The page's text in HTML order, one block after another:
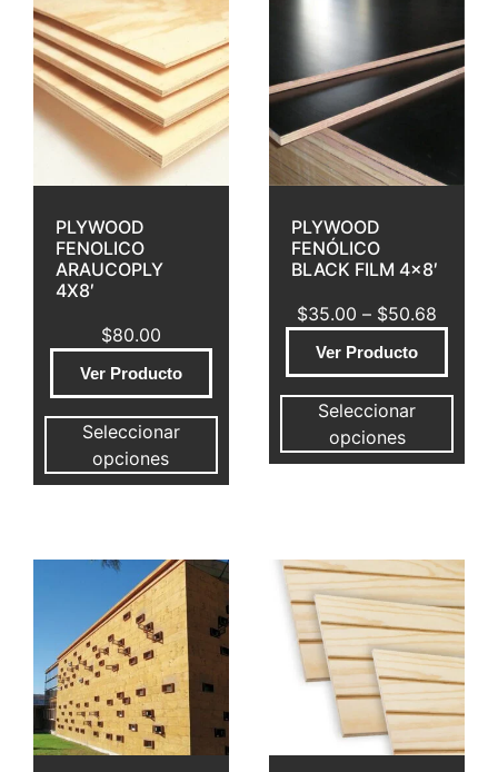
PLYWOOD
FENOLICO
ARAUCOPLY
4X8′
$80.00
Ver Producto
Seleccionar
opciones
PLYWOOD
FENÓLICO
BLACK FILM 4×8′
$35.00 – $50.68
Ver Producto
Seleccionar
opciones